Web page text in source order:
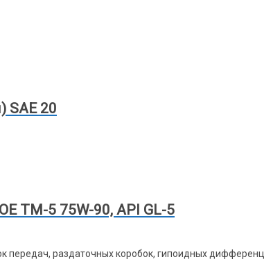
20
5 75W-90, API GL-5
передач, раздаточных коробок, гипоидных